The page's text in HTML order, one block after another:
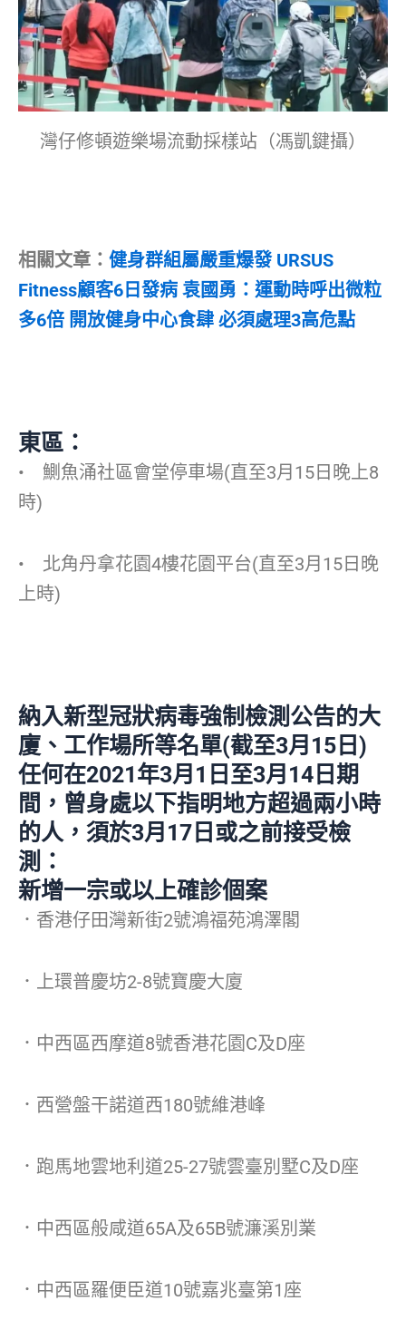
灣仔修頓遊樂場流動採樣站（馮凱鍵攝）
相關文章： 健身群組屬嚴重爆發 URSUS
Fitness顧客6日發病 袁國勇：運動時呼出微粒
多6倍 開放健身中心食肆 必須處理3高危點
東區：
• 鰂魚涌社區會堂停車場(直至3月15日晚上8
時)
• 北角丹拿花園4樓花園平台(直至3月15日晚
上時)
納入新型冠狀病毒強制檢測公告的大
廈、工作場所等名單(截至3月15日)
任何在2021年3月1日至3月14日期
間，曾身處以下指明地方超過兩小時
的人，須於3月17日或之前接受檢
測：
新增一宗或以上確診個案
．香港仔田灣新街2號鴻福苑鴻澤閣
．上環普慶坊2-8號寶慶大廈
．中西區西摩道8號香港花園C及D座
．西營盤干諾道西180號維港峰
．跑馬地雲地利道25-27號雲臺別墅C及D座
．中西區般咸道65A及65B號濂溪別業
．中西區羅便臣道10號嘉兆臺第1座